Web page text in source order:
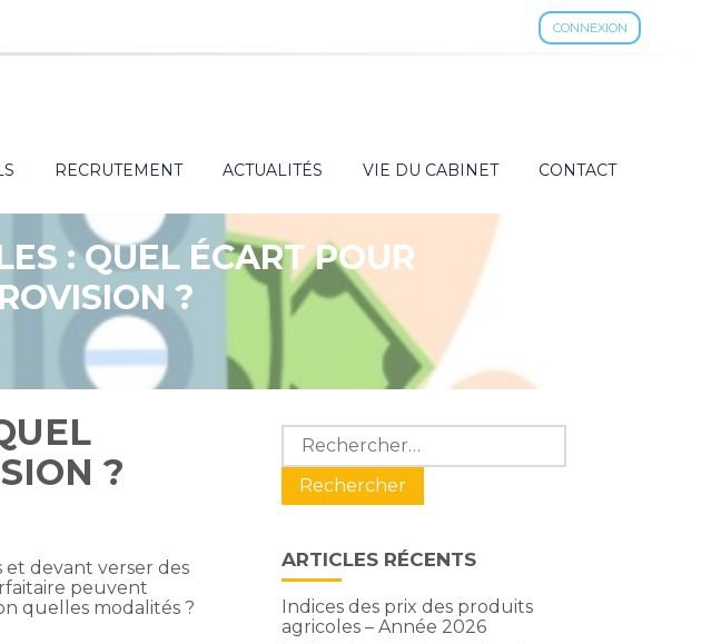
CONNEXION
RECRUTEMENT ACTUALITÉS VIE DU CABINET CONTACT
: QUEL ÉCART POUR
?
?
devant verser des
peuvent
quelles modalités ?
Blog
sidebar
Rechercher :
ARTICLES RÉCENTS
Indices des prix des produits
agricoles – Année 2026